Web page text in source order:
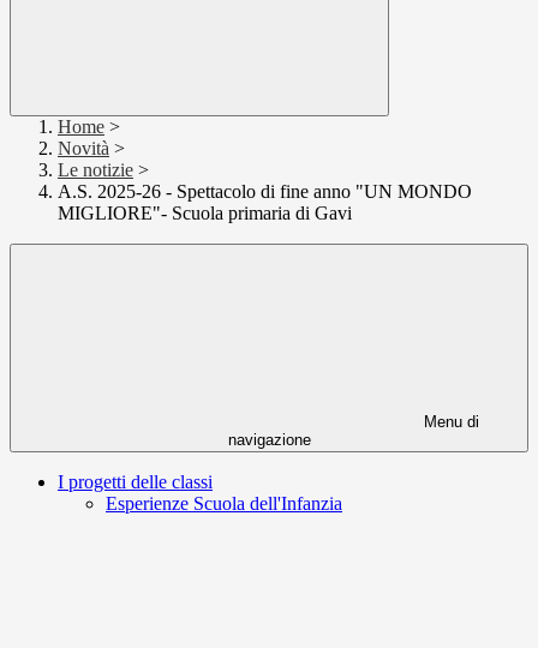
Home >
Novità >
Le notizie >
A.S. 2025-26 - Spettacolo di fine anno "UN MONDO
MIGLIORE"- Scuola primaria di Gavi
Menu di
navigazione
I progetti delle classi
Esperienze Scuola dell'Infanzia